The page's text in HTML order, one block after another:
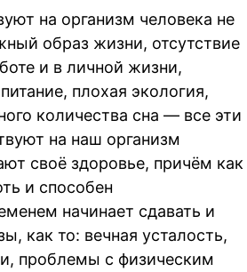
на организм человека не
образ жизни, отсутствие
и в личной жизни,
плохая экология,
количества сна — все эти
на наш организм
своё здоровье, причём как
и способен
начинает сдавать и
как то: вечная усталость,
проблемы с физическим